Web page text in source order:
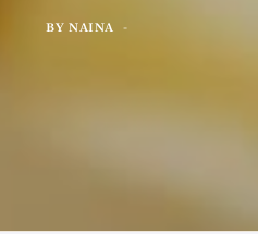
BY NAINA